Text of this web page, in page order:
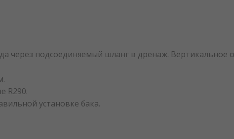
через подсоединяемый шланг в дренаж. Вертикальное
R290.
установке бака.